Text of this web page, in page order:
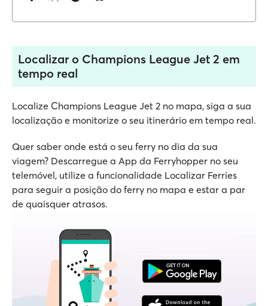
Localizar o Champions League Jet 2 em
tempo real
Localize Champions League Jet 2 no mapa, siga a sua
localização e monitorize o seu itinerário em tempo real.
Quer saber onde está o seu ferry no dia da sua
viagem? Descarregue a App da Ferryhopper no seu
telemóvel, utilize a funcionalidade Localizar Ferries
para seguir a posição do ferry no mapa e estar a par
de quaisquer atrasos.